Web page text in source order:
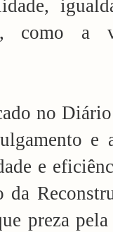
como a
no
e
e
preza pela